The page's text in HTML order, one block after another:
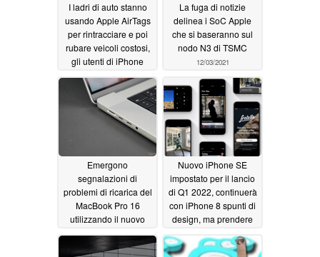
I ladri di auto stanno
usando Apple AirTags
per rintracciare e poi
rubare veicoli costosi,
gli utenti di iPhone
dovrebbero essere
consapevoli di una
certa notifica di avviso
12/04/2021
La fuga di notizie
delinea i SoC Apple
che si baseranno sul
nodo N3 di TSMC
12/03/2021
Emergono
segnalazioni di
problemi di ricarica del
MacBook Pro 16
utilizzando il nuovo
cavo MagSafe 3 di
Apple12/01/2021
Nuovo iPhone SE
impostato per il lancio
di Q1 2022, continuerà
con iPhone 8 spunti di
design, ma prendere
un A15 e 5G
12/01/2021